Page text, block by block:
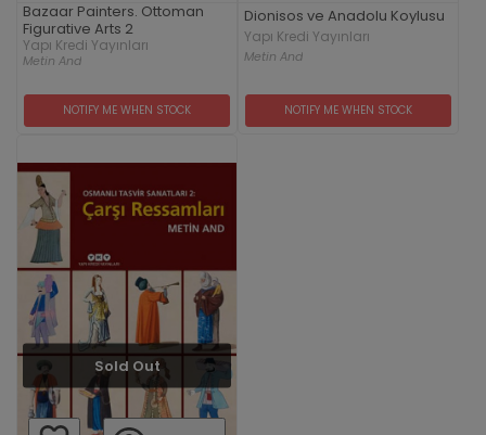
Bazaar Painters. Ottoman
Figurative Arts 2
Yapı Kredi Yayınları
Metin And
NOTIFY ME WHEN STOCK
Dionisos ve Anadolu Koylusu
Yapı Kredi Yayınları
Metin And
NOTIFY ME WHEN STOCK
Sold Out